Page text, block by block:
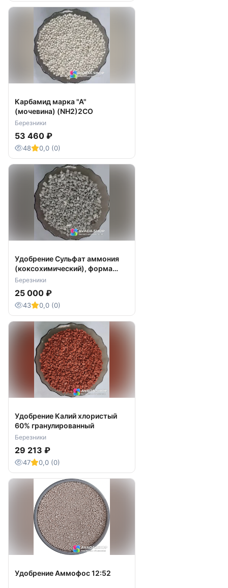
• На теплоэлектростанциях
• На атомных станциях
• В котельных.
Карбамид марка "А"
(мочевина) (NH2)2CO
Березники
53 460 ₽
48 0,0 (0)
Удобрение Сульфат аммония
(коксохимический), форма
ломаная
Березники
25 000 ₽
43 0,0 (0)
Удобрение Калий хлористый
60% гранулированный
Березники
29 213 ₽
47 0,0 (0)
Удобрение Аммофос 12:52